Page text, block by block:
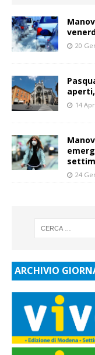
20
14
24
ARCHIVIO